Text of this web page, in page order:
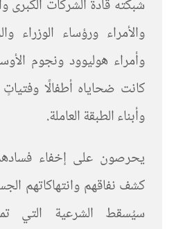
شبكته قادة الشركات الكبرى
والأمراء ورؤساء الوزراء
وأمراء هوليوود ونجوم
كانت ضحاياه أطفالًا
وأبناء الطبقة العاملة.
يحرصون على إخفاء
كشف نفاقهم وانتهاكاتهم
سيُسقط الشرعية التي